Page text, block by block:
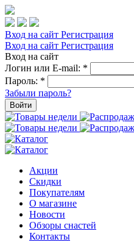
Вход на сайт Регистрация
Вход на сайт Регистрация
Вход на сайт
Логин или E-mail: *
Пароль: *
Забыли пароль?
Войти
Акции
Скидки
Покупателям
О магазине
Новости
Обзоры снастей
Контакты